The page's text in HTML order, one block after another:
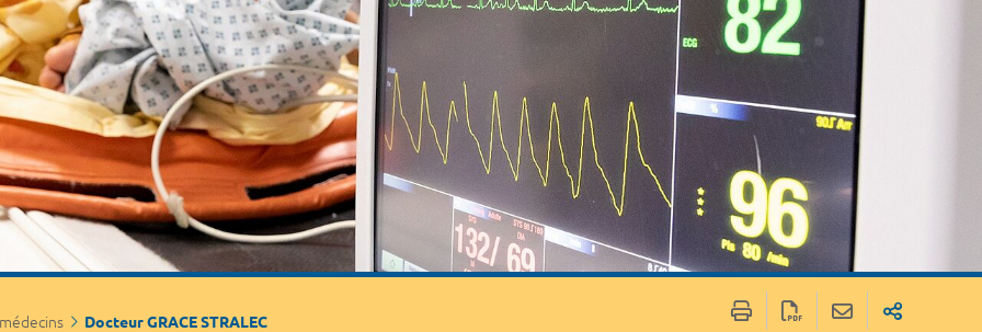
Personnels du CHU Nous rejoindre Ambulanciers, taxis, vsl
Médecine de ville Journalistes / Médias Marchés publics
Partenaires / Associations
Docteur GRACE STRALEC